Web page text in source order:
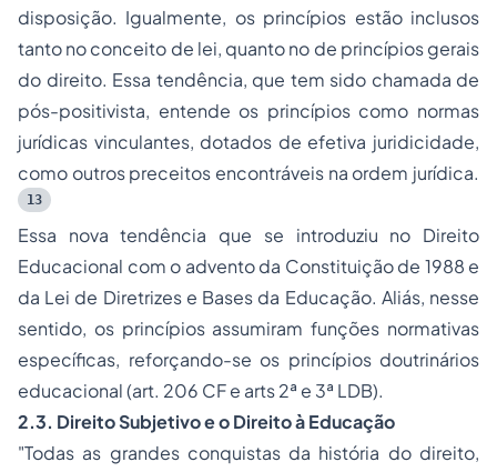
disposição. Igualmente, os princípios estão inclusos
tanto no conceito de lei, quanto no de princípios gerais
do direito. Essa tendência, que tem sido chamada de
pós-positivista, entende os princípios como normas
jurídicas vinculantes, dotados de efetiva juridicidade,
como outros preceitos encontráveis na ordem jurídica.
13
Essa nova tendência que se introduziu no Direito
Educacional com o advento da Constituição de 1988 e
da Lei de Diretrizes e Bases da Educação. Aliás, nesse
sentido, os princípios assumiram funções normativas
específicas, reforçando-se os princípios doutrinários
educacional (art. 206 CF e arts 2ª e 3ª LDB).
2.3. Direito Subjetivo e o Direito à Educação
"Todas as grandes conquistas da história do direito,